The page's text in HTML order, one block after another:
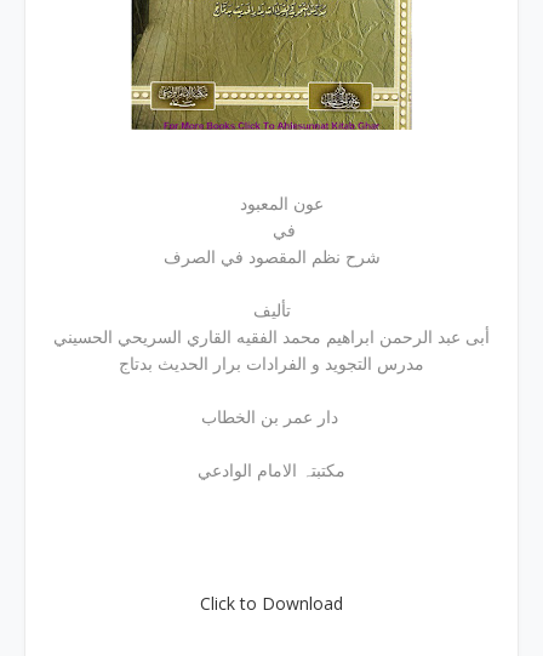
عون المعبود
في
شرح نظم المقصود في الصرف
تألیف
أبی عبد الرحمن ابراهيم محمد الفقیه القاري السریحي الحسیني
مدرس التجوید و الفرادات برار الحدیث بدتاج
دار عمر بن الخطاب
مکتبتہ الامام الوادعي
Click to Download